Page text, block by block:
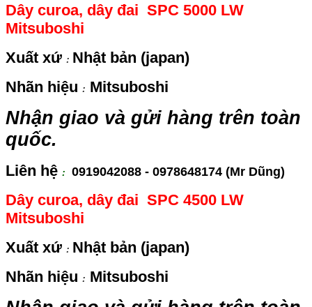
Dây curoa, dây đai SPC 5000 LW
Mitsuboshi
Xuất xứ : Nhật bản (japan)
Nhãn hiệu : Mitsuboshi
Nhận giao và gửi hàng trên toàn
quốc.
Liên hệ : 0919042088 - 0978648174 (Mr Dũng)
Dây curoa, dây đai SPC 4500 LW
Mitsuboshi
Xuất xứ : Nhật bản (japan)
Nhãn hiệu : Mitsuboshi